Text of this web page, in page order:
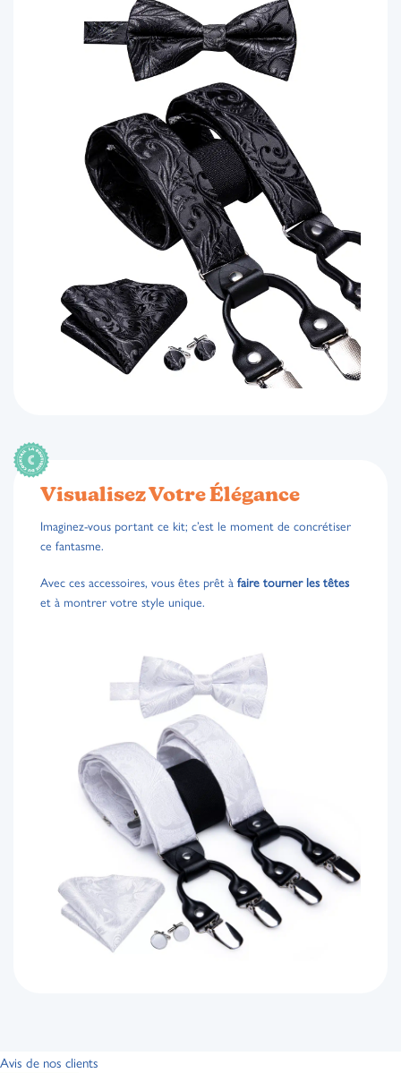
Visualisez Votre Élégance
Imaginez-vous portant ce kit; c’est le moment de concrétiser
ce fantasme.
Avec ces accessoires, vous êtes prêt à faire tourner les têtes
et à montrer votre style unique.
Avis de nos clients